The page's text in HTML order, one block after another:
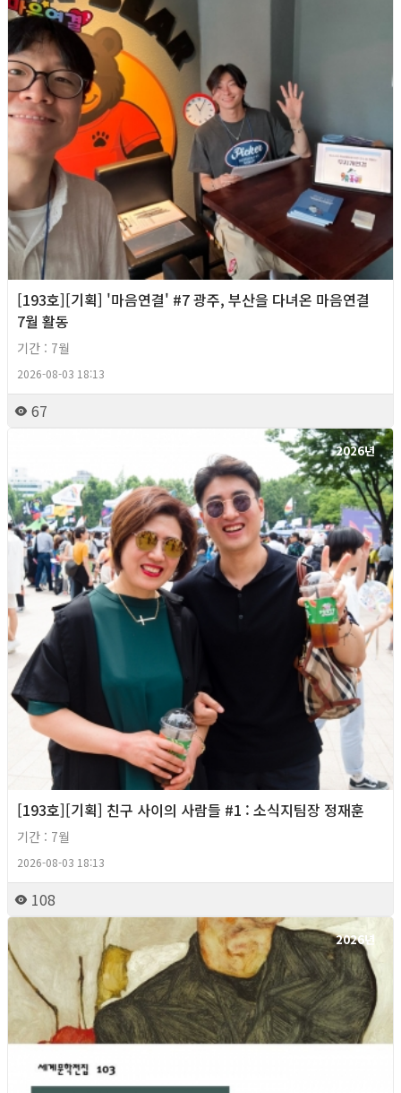
[193호][기획] '마음연결' #7 광주, 부산을 다녀온 마음연결
7월 활동
기간 : 7월
2026-08-03 18:13
67
2026년
[193호][기획] 친구 사이의 사람들 #1 : 소식지팀장 정재훈
기간 : 7월
2026-08-03 18:13
108
2026년